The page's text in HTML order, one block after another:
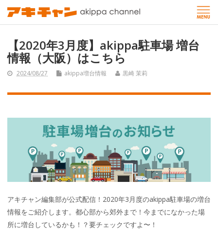
【2020年3月度】akippa駐車場 増台
情報（大阪）はこちら
2024/08/27 akippa増台情報 黒崎 茉莉
アキチャン編集部が公式配信！2020年3月度のakippa駐車場の増台
情報をご紹介します。都心部から郊外まで！今までになかった場
所に増台しているかも！？要チェックですよ〜！